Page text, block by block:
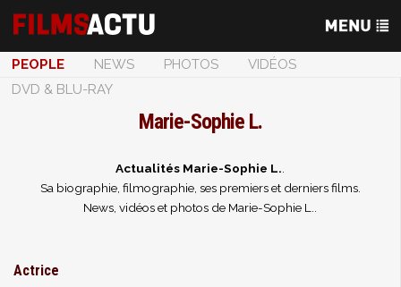
PEOPLE NEWS PHOTOS
VIDÉOS
DVD & BLU-RAY
Marie-Sophie L.
Actualités Marie-Sophie L.
Sa biographie, filmographie, ses premiers et derniers films.
News, vidéos et photos de Marie-Sophie L..
Actrice